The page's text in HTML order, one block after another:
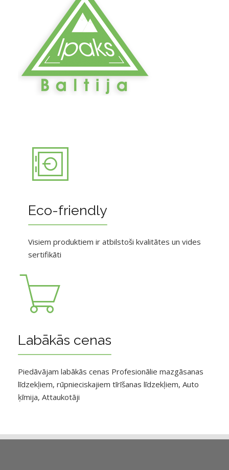
Eco-friendly
Visiem produktiem ir atbilstoši kvalitātes un vides
sertifikāti
Labākās cenas
Piedāvājam labākās cenas Profesionālie mazgāsanas
līdzekļiem, rūpnieciskajiem tīrīšanas līdzekļiem, Auto
ķīmija, Attaukotāji